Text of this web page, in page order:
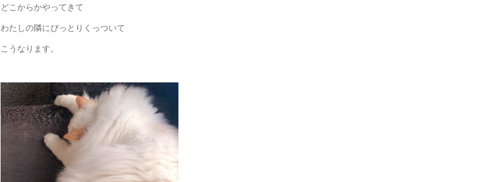
どこからかやってきて
わたしの隣にぴっとりくっついて
こうなります。